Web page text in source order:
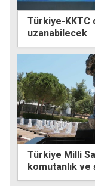
Türkiye-KKTC
uzanabilecek
Türkiye Milli
komutanlık